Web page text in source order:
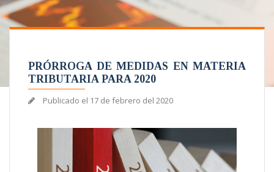
PRÓRROGA DE MEDIDAS EN MATERIA
TRIBUTARIA PARA 2020
Publicado el 17 de febrero del 2020